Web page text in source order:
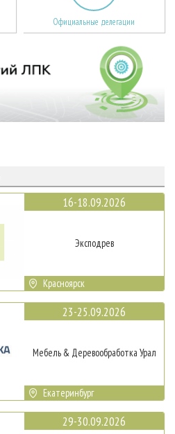
Официальные делегации
16-18.09.2026
Эксподрев
Красноярск
23-25.09.2026
Мебель & Деревообработка Урал
Екатеринбург
29-30.09.2026